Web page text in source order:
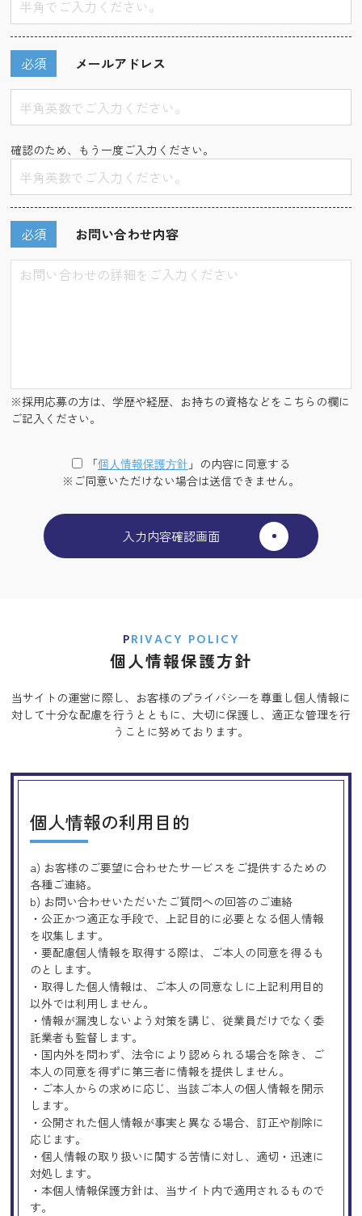
メールアドレス
必須
確認のため、もう一度ご入力ください。
お問い合わせ内容
必須
※採用応募の方は、学歴や経歴、お持ちの資格などをこちらの欄に
ご記入ください。
「個⼈情報保護⽅針 」の内容に同意する
※ご同意いただけない場合は送信できません。
PRIVACY POLICY
個人情報保護方針
当サイトの運営に際し、お客様のプライバシーを尊重し個人情報に
対して十分な配慮を行うとともに、 大切に保護し、適正な管理を行
うことに努めております。
個人情報の利用目的
a) お客様のご要望に合わせたサービスをご提供するための
各種ご連絡。
b) お問い合わせいただいたご質問への回答のご連絡
・公正かつ適正な手段で、上記目的に必要となる個人情報
を収集します。
・要配慮個人情報を取得する際は、ご本人の同意を得るも
のとします。
・取得した個人情報は、ご本人の同意なしに上記利用目的
以外では利用しません。
・情報が漏洩しないよう対策を講じ、従業員だけでなく委
託業者も監督します。
・国内外を問わず、法令により認められる場合を除き、ご
本人の同意を得ずに第三者に情報を提供しません。
・ご本人からの求めに応じ、当該ご本人の個人情報を開示
します。
・公開された個人情報が事実と異なる場合、訂正や削除に
応じます。
・個人情報の取り扱いに関する苦情に対し、適切・迅速に
対処します。
・本個人情報保護方針は、当サイト内で適用されるもので
す。